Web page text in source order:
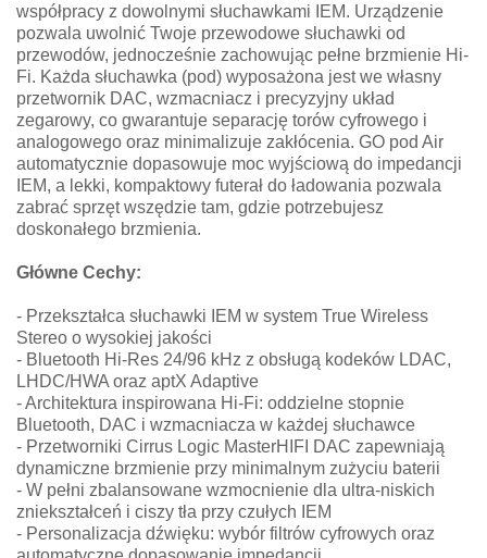
współpracy z dowolnymi słuchawkami IEM. Urządzenie
pozwala uwolnić Twoje przewodowe słuchawki od
przewodów, jednocześnie zachowując pełne brzmienie Hi-
Fi. Każda słuchawka (pod) wyposażona jest we własny
przetwornik DAC, wzmacniacz i precyzyjny układ
zegarowy, co gwarantuje separację torów cyfrowego i
analogowego oraz minimalizuje zakłócenia. GO pod Air
automatycznie dopasowuje moc wyjściową do impedancji
IEM, a lekki, kompaktowy futerał do ładowania pozwala
zabrać sprzęt wszędzie tam, gdzie potrzebujesz
doskonałego brzmienia.
Główne Cechy:
- Przekształca słuchawki IEM w system True Wireless
Stereo o wysokiej jakości
- Bluetooth Hi-Res 24/96 kHz z obsługą kodeków LDAC,
LHDC/HWA oraz aptX Adaptive
- Architektura inspirowana Hi-Fi: oddzielne stopnie
Bluetooth, DAC i wzmacniacza w każdej słuchawce
- Przetworniki Cirrus Logic MasterHIFI DAC zapewniają
dynamiczne brzmienie przy minimalnym zużyciu baterii
- W pełni zbalansowane wzmocnienie dla ultra-niskich
zniekształceń i ciszy tła przy czułych IEM
- Personalizacja dźwięku: wybór filtrów cyfrowych oraz